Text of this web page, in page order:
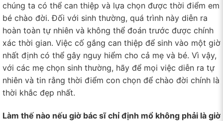
chúng ta có thể can thiệp và lựa chọn được thời điểm em
bé chào đời. Đối với sinh thường, quá trình này diễn ra
hoàn toàn tự nhiên và không thể đoán trước được chính
xác thời gian. Việc cố gắng can thiệp để sinh vào một giờ
nhất định có thể gây nguy hiểm cho cả mẹ và bé. Vì vậy,
với các mẹ chọn sinh thường, hãy để mọi việc diễn ra tự
nhiên và tin rằng thời điểm con chọn để chào đời chính là
thời khắc đẹp nhất.
Làm thế nào nếu giờ bác sĩ chỉ định mổ không phải là giờ